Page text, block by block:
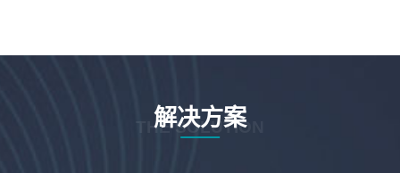
解决方案
THE SOLUTION